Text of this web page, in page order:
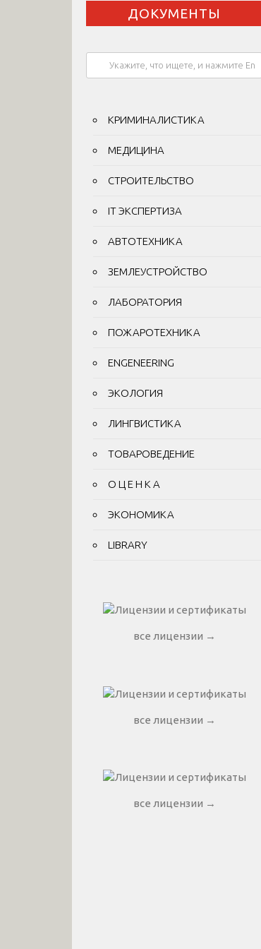
ДОКУМЕНТЫ
КРИМИНАЛИСТИКА
МЕДИЦИНА
СТРОИТЕЛЬСТВО
IT ЭКСПЕРТИЗА
АВТОТЕХНИКА
ЗЕМЛЕУСТРОЙСТВО
ЛАБОРАТОРИЯ
ПОЖАРОТЕХНИКА
ENGENEERING
ЭКОЛОГИЯ
ЛИНГВИСТИКА
ТОВАРОВЕДЕНИЕ
О Ц Е Н К А
ЭКОНОМИКА
LIBRARY
все лицензии →
все лицензии →
все лицензии →